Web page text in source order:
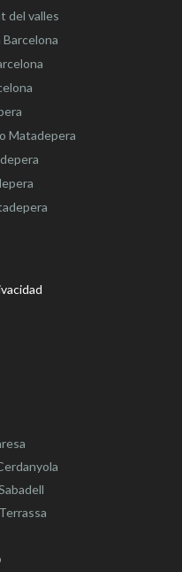
del valles
Matadepera